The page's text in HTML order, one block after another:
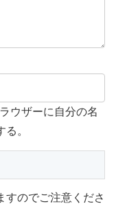
ウザーに自分の名
。
すのでご注意くださ